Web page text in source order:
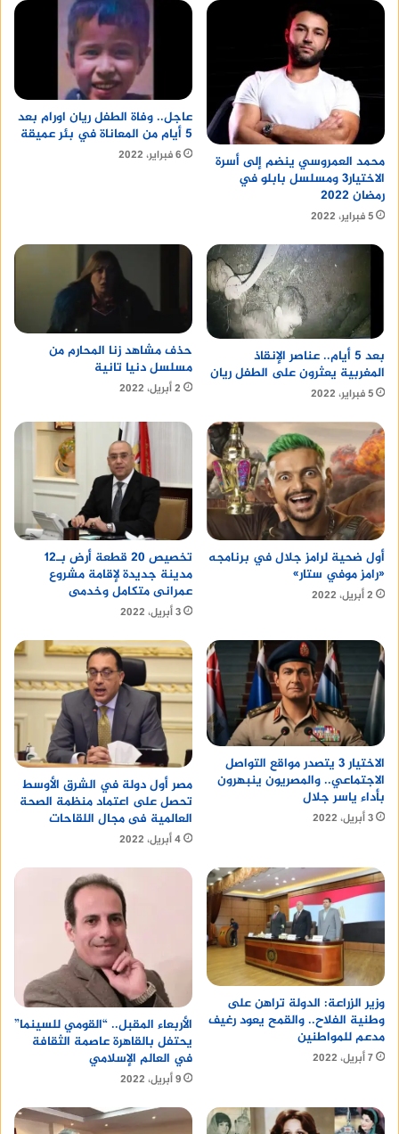
محمد العمروسي ينضم إلى أسرة
الاختيار3 ومسلسل بابلو في
رمضان 2022
5 فبراير، 2022
عاجل.. وفاة الطفل ريان اورام بعد
5 أيام من المعاناة في بئر عميقة
6 فبراير، 2022
بعد 5 أيام.. عناصر الإنقاذ
المغربية يعثرون على الطفل ريان
5 فبراير، 2022
حذف مشاهد زنا المحارم من
مسلسل دنيا تانية
2 أبريل، 2022
أول ضحية لرامز جلال في برنامجه
«رامز موفي ستار»
2 أبريل، 2022
تخصيص 20 قطعة أرض بـ12
مدينة جديدة لإقامة مشروع
عمرانى متكامل وخدمى
3 أبريل، 2022
الاختيار 3 يتصدر مواقع التواصل
الاجتماعي.. والمصريون ينبهرون
بأداء ياسر جلال
3 أبريل، 2022
مصر أول دولة في الشرق الأوسط
تحصل على اعتماد منظمة الصحة
العالمية فى مجال اللقاحات
4 أبريل، 2022
وزير الزراعة: الدولة تراهن على
وطنية الفلاح.. والقمح يعود رغيف
مدعم للمواطنين
7 أبريل، 2022
الأربعاء المقبل.. “القومي للسينما”
يحتفل بالقاهرة عاصمة الثقافة
في العالم الإسلامي
9 أبريل، 2022